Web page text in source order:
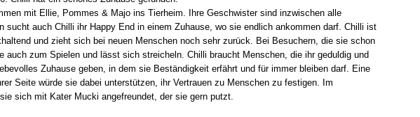
mit Ellie, Pommes & Majo ins Tierheim. Ihre Geschwister sind inzwischen alle
sucht auch Chilli ihr Happy End in einem Zuhause, wo sie endlich ankommen darf. Chilli ist
und zieht sich bei neuen Menschen noch sehr zurück. Bei Besuchern, die sie schon
auch zum Spielen und lässt sich streicheln. Chilli braucht Menschen, die ihr geduldig und
Zuhause geben, in dem sie Beständigkeit erfährt und für immer bleiben darf. Eine
Seite würde sie dabei unterstützen, ihr Vertrauen zu Menschen zu festigen. Im
sich mit Kater Mucki angefreundet, der sie gern putzt.